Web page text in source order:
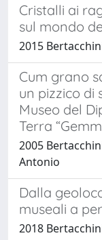
Cristalli ai
sul mondo
2015
Cum grano
un pizzico di
Museo del
Terra
2005
Antonio
Dalla
museali a
2018